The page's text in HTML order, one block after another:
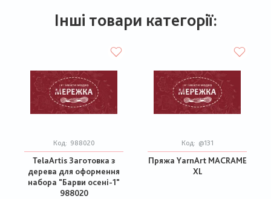
Інші товари категорії:
Код: 988020
TelaArtis Заготовка з
дерева для оформення
набора "Барви осені-1"
988020
Код: @131
Пряжа YarnArt MACRAME
XL